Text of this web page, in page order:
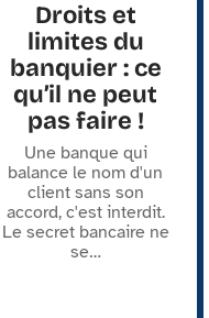
Droits et
limites du
banquier : ce
qu’il ne peut
pas faire !
Une banque qui
balance le nom d'un
client sans son
accord, c'est interdit.
Le secret bancaire ne
se…